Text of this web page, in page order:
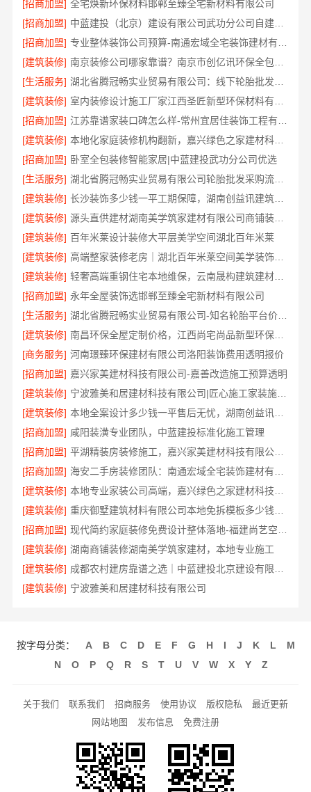
[招商加盟] 全宅焕新环保材料邯郸至臻全宅新材料有限公司
[招商加盟]
中蓝建投（北京）建设有限公司武功分公司自建房全包装修新中式
[招商加盟]
[建筑装修]
[生活服务]
[建筑装修]
[招商加盟]
[建筑装修]
本地化家庭装修机构翻新，嘉兴绿色之家建材科技有限公司
[招商加盟] 卧室全包装修智能家居|中蓝建投武功分公司优选
[生活服务]
湖北省腾冠畅实业贸易有限公司轮胎批发采购流程全解析
[建筑装修]
长沙装饰多少钱一平工期保障，湖南创益讯建筑快速交付
[建筑装修]
源头直供建材湖南美学筑家建材有限公司商铺装修更划算
[建筑装修] 百年米莱设计装修大平层美学空间湖北百年米莱
[建筑装修]
高端整家装修老房｜湖北百年米莱空间美学装饰材料有限公司
[建筑装修]
轻奢高端重钢住宅本地维保，云南晟构建筑建材有限公司贴心服务
[招商加盟] 永年全屋装饰选邯郸至臻全宅新材料有限公司
[生活服务]
湖北省腾冠畅实业贸易有限公司-知名轮胎平台价格揭秘
[建筑装修]
南昌环保全屋定制价格，江西尚宅尚品新型环保材料有限公司
[商务服务] 河南璟臻环保建材有限公司洛阳装饰费用透明报价
[招商加盟] 嘉兴家美建材科技有限公司-嘉善改造施工预算透明
[建筑装修]
宁波雅美和居建材科技有限公司|匠心施工家装施工对接渠道
[建筑装修]
[招商加盟] 咸阳装潢专业团队，中蓝建投标准化施工管理
[招商加盟]
平湖精装房装修施工，嘉兴家美建材科技有限公司标准工艺
[招商加盟]
[建筑装修]
[建筑装修]
[招商加盟]
[建筑装修] 湖南商铺装修湖南美学筑家建材，本地专业施工
[建筑装修]
[建筑装修] 宁波雅美和居建材科技有限公司
按字母分类： A B C D E F G H I J K L
M
N
O P Q R S T U V W X Y Z
关于我们 联系我们 招商服务 使用协议 版权隐私
最近更新
网站地图
发布信息 免费注册